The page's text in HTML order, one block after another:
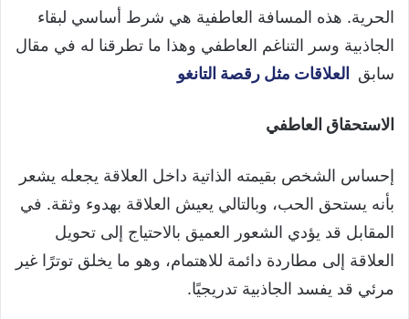
الحرية. هذه المسافة العاطفية هي شرط أساسي لبقاء
الجاذبية وسر التناغم العاطفي وهذا ما تطرقنا له في مقال
سابق
العلاقات مثل رقصة التانغو
الاستحقاق العاطفي
إحساس الشخص بقيمته الذاتية داخل العلاقة يجعله يشعر
بأنه يستحق الحب، وبالتالي يعيش العلاقة بهدوء وثقة. في
المقابل قد يؤدي الشعور العميق بالاحتياج إلى تحويل
العلاقة إلى مطاردة دائمة للاهتمام، وهو ما يخلق توترًا غير
مرئي قد يفسد الجاذبية تدريجيًا.